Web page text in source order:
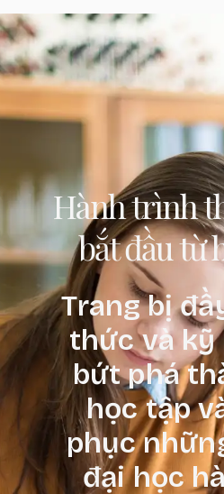
Hành trình
bắt đầu từ
Trang bị
thức và kỹ
bứt phá
học tập
phục
đại học